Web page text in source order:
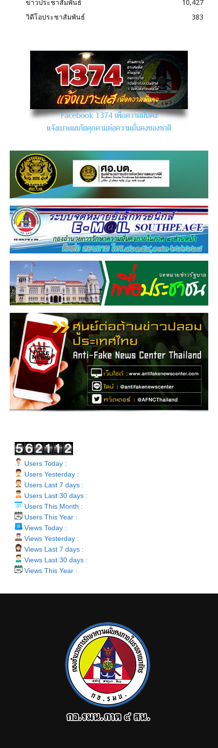
ข่าวประชาสัมพันธ์
10,427
วิดีโอประชาสัมพันธ์
383
Users Today :
Users Yesterday :
Users Last 7 days :
Users Last 30 days :
Users This Month :
Users This Year :
Views Today :
Views Yesterday :
Views Last 7 days :
Views Last 30 days :
Views This Year :